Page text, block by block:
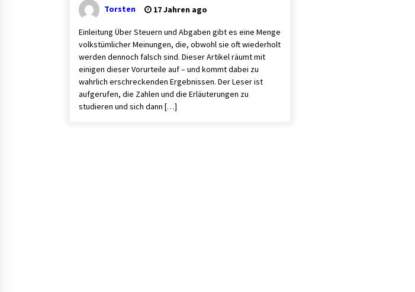
Torsten 17 Jahren ago
Einleitung Über Steuern und Abgaben gibt es eine Menge
volkstümlicher Meinungen, die, obwohl sie oft wiederholt
werden dennoch falsch sind. Dieser Artikel räumt mit
einigen dieser Vorurteile auf – und kommt dabei zu
wahrlich erschreckenden Ergebnissen. Der Leser ist
aufgerufen, die Zahlen und die Erläuterungen zu
studieren und sich dann […]